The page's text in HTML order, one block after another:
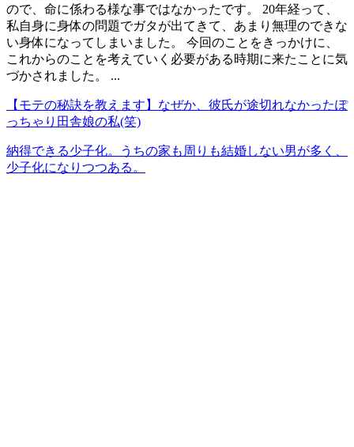
ので、命に係わる様な事ではなかったです。 20年経って、
私自身に身体の問題でガタが出てきて、あまり無理のできな
い身体になってしまいました。 今回のことをきっかけに、
これからのことを考えていく必要がある時期に来たことに気
づかされました。 ...
【モテの秘訣を教えます】なぜか、彼氏が途切れなかったぽ
っちゃり田舎娘の私(笑)
納得できる少子化。うちの家も周りも結婚しない男が多く、
少子化になりつつある。